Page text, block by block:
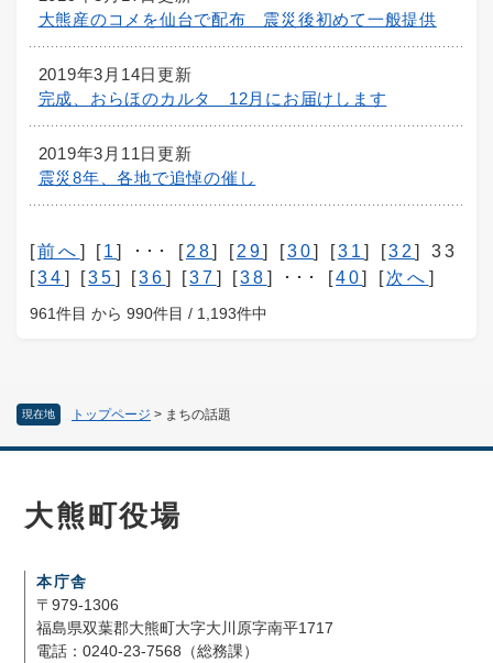
現在地 トップページ > まちの話題
大熊産のコメを仙台で配布 震災後初めて一般提供
2019年3月14日更新
完成、おらほのカルタ 12月にお届けします
2019年3月11日更新
震災8年、各地で追悼の催し
[前へ ] [1] ･･･ [28] [29] [30] [31] [32] 33
[34 ] [35 ] [36 ] [37 ] [38 ] ･･･ [40] [次へ ]
961件目 から 990件目 / 1,193件中
大熊町役場
本庁舎
〒979-1306
福島県双葉郡大熊町大字大川原字南平1717
電話：0240-23-7568（総務課）